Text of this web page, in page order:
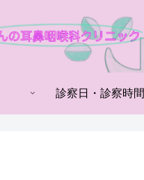
診察日・診察時間